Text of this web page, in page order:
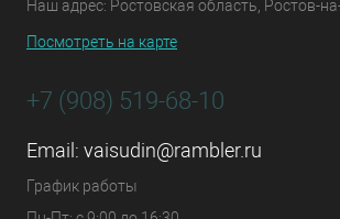
Наш адрес: Ростовская область, Ростов-
Посмотреть на карте
+7 (908) 519-68-10
Email: vaisudin@rambler.ru
График работы